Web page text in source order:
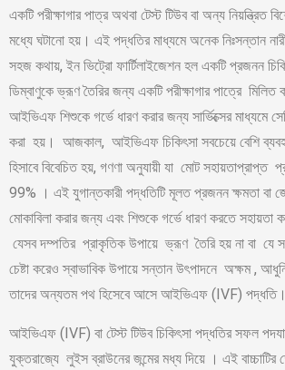
একটি পরীক্ষাগার পাত্র অথবা টেস্ট টিউব বা অন্য নিয়ন্ত্রিত
মধ্যে ঘটানো হয়। এই পদ্ধতির মাধ্যমে অনেক নিঃসন্তান
সহজ কথায়, ইন ভিট্রো ফার্টিলাইজেশন হল একটি প্রজনন
ডিম্বাণুকে ভ্রূণ তৈরির জন্য একটি পরীক্ষাগার পাত্রে মিলিত
আইভিএফ শিশুকে গর্ভে ধারণ করার জন্য সার্ভিক্সের মাধ্যমে
করা হয়। আজকাল, আইভিএফ চিকিৎসা সবচেয়ে বেশি
হিসাবে বিবেচিত হয়, গণণা অনুযায়ী যা মোট
99% । এই যুগান্তকারী পদ্ধতিটি মূলত প্রজনন ক্ষমতা বা
মোকাবিলা করার জন্য এবং শিশুকে গর্ভে ধারণ করতে
যেসব দম্পতির প্রাকৃতিক উপায়ে ভ্রূণ তৈরি হয় না বা যে
চেষ্টা করেও স্বাভাবিক উপায়ে সন্তান উৎপাদনে অক্ষম ,
তাদের অন্যতম পথ হিসেবে আসে আইভিএফ (IVF) পদ্ধতি।
আইভিএফ (IVF) বা টেস্ট টিউব চিকিৎসা পদ্ধতির সফল
যুক্তরাজ্যে লুইস ব্রাউনের জন্মের মধ্য দিয়ে । এই বাচ্চাটির